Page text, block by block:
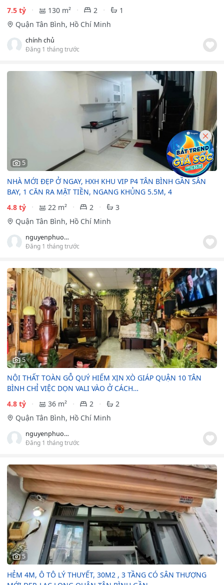
7.5 tỷ
130 m² 2
1
Quận Tân Bình, Hồ Chí Minh
chính chủ
Đăng 1 tháng trước
5
NHÀ MỚI ĐẸP Ở NGAY, HXH KHU VIP P4 TÂN BÌNH GẦN SÂN
BAY, 1 CĂN RA MẶT TIỀN, NGANG KHỦNG 5.5M, 4
4.8 tỷ
22 m² 2
3
Quận Tân Bình, Hồ Chí Minh
nguyenphuong039
Đăng 1 tháng trước
5
NỘI THẤT TOÀN GỖ QUÝ HIẾM XỊN XÒ GIÁP QUẬN 10 TÂN
BÌNH CHỈ VIỆC DỌN VALI VÀO Ở CÁCH…
4.8 tỷ
36 m² 2
2
Quận Tân Bình, Hồ Chí Minh
nguyenphuong039
Đăng 1 tháng trước
5
HẺM 4M, Ô TÔ LÝ THUYẾT, 30M2 , 3 TẦNG CÓ SÂN THƯỢNG